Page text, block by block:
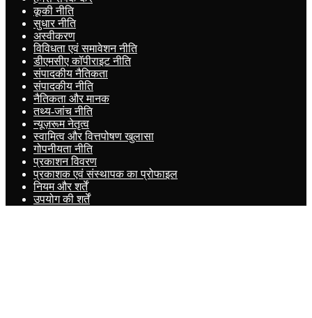
कूकी नीति
सुधार नीति
अस्वीकरण
विविधता एवं समावेशन नीति
डीएमसीए कॉपीराइट नीति
संपादकीय नैतिकता
संपादकीय नीति
नैतिकता और मानक
तथ्य-जांच नीति
न्यूज़रूम नेतृत्व
स्वामित्व और वित्तपोषण खुलासा
गोपनीयता नीति
प्रकाशन विवरण
प्रकाशक एवं संस्थापक का प्रोफाइल
नियम और शर्तें
उपयोग की शर्तें